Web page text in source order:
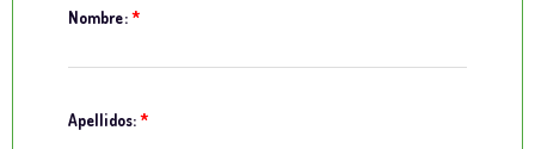
Nombre:*
Apellidos:*